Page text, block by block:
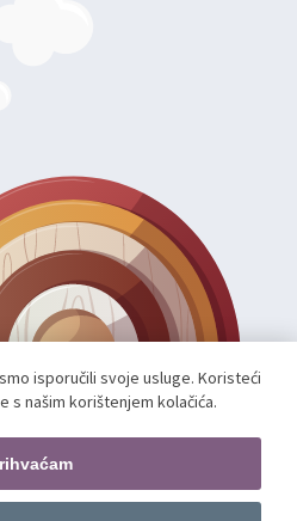
nas
isporučili svoje usluge. Koristeći
s našim korištenjem kolačića.